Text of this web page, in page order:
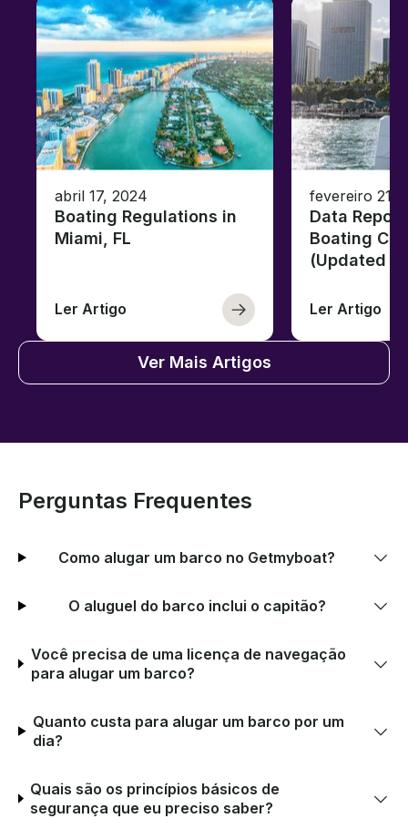
abril 17, 2024
Boating Regulations in
Miami, FL
Ler Artigo
fevereiro 21,
Data
Boating
(Updated
Ler Artigo
Ver Mais Artigos
Perguntas Frequentes
Como alugar um barco no Getmyboat?
O aluguel do barco inclui o capitão?
Você precisa de uma licença de navegação
para alugar um barco?
Quanto custa para alugar um barco por um
dia?
Quais são os princípios básicos de
segurança que eu preciso saber?